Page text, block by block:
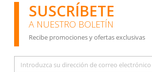
SUSCRÍBETE
A NUESTRO BOLETÍN
Recibe promociones y ofertas exclusivas